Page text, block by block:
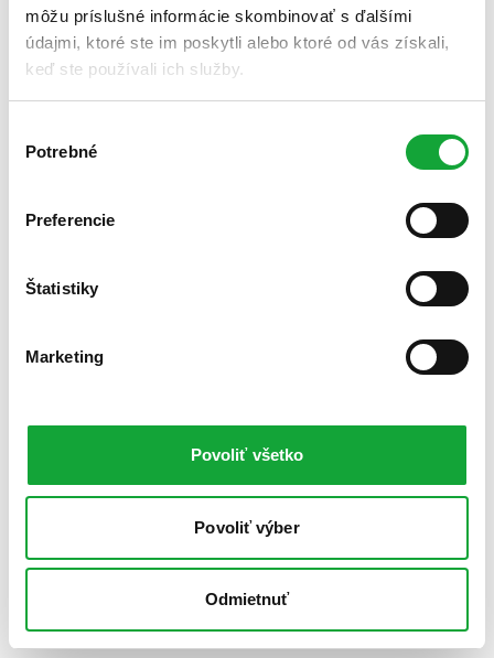
môžu príslušné informácie skombinovať s ďalšími
údajmi, ktoré ste im poskytli alebo ktoré od vás získali,
keď ste používali ich služby.
súhlasu
Potrebné
Preferencie
Štatistiky
Marketing
Povoliť všetko
Povoliť výber
Odmietnuť